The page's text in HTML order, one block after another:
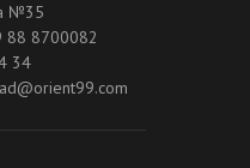
№35
88 8700082
34